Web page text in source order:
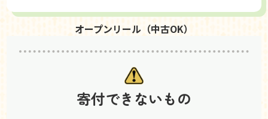
オープンリール（中古OK）
寄付できないもの